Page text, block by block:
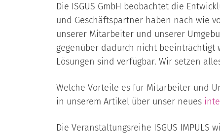
Die ISGUS GmbH beobachtet die
und Geschäftspartner haben nach wie
unserer Mitarbeiter und unserer
gegenüber dadurch nicht
Lösungen sind verfügbar. Wir setzen
Welche Vorteile es für Mitarbeiter und
in unserem Artikel über unser neues
Die Veranstaltungsreihe ISGUS IMPULS